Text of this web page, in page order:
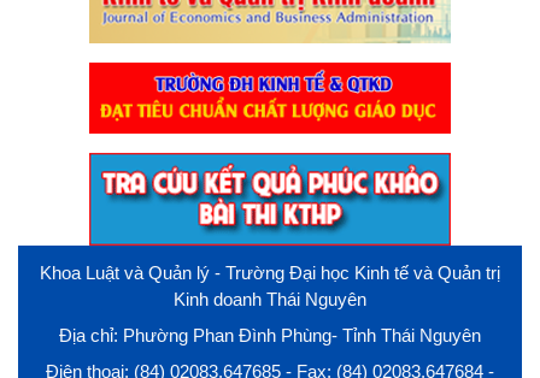
Khoa Luật và Quản lý - Trường Đại học Kinh tế và Quản trị
Kinh doanh Thái Nguyên
Địa chỉ: Phường Phan Đình Phùng- Tỉnh Thái Nguyên
Điện thoại: (84) 02083.647685 - Fax: (84) 02083.647684 -